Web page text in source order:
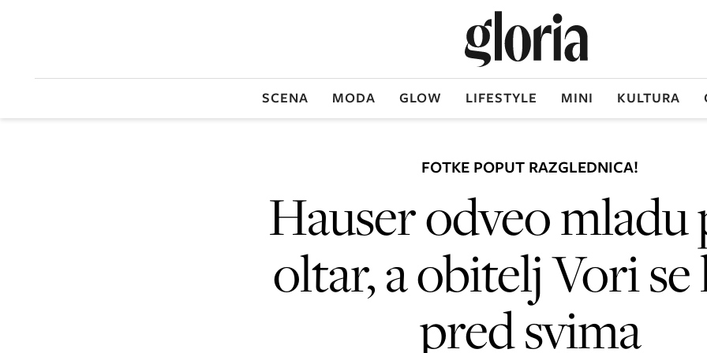
SCENA MODA GLOW LIFESTYLE MINI KULTURA
FOTKE POPUT RAZGLEDNICA!
Hauser odveo mladu
oltar, a obitelj Vori
pred svima